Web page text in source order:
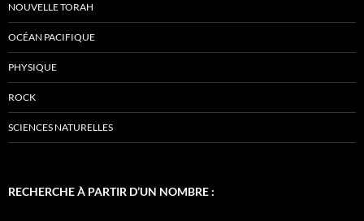
NOUVELLE TORAH
OCÉAN PACIFIQUE
PHYSIQUE
ROCK
SCIENCES NATURELLES
RECHERCHE À PARTIR D’UN NOMBRE :